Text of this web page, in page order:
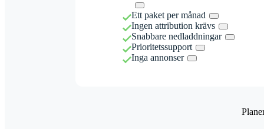
Ett paket per månad
Ingen attribution krävs
Snabbare nedladdningar
Prioritetssupport
Inga annonser